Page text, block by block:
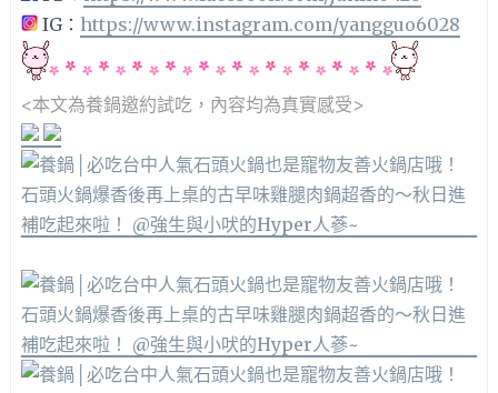
IG： https://www.instagram.com/yangguo6028
<本文為養鍋邀約試吃，內容均為真實感受>